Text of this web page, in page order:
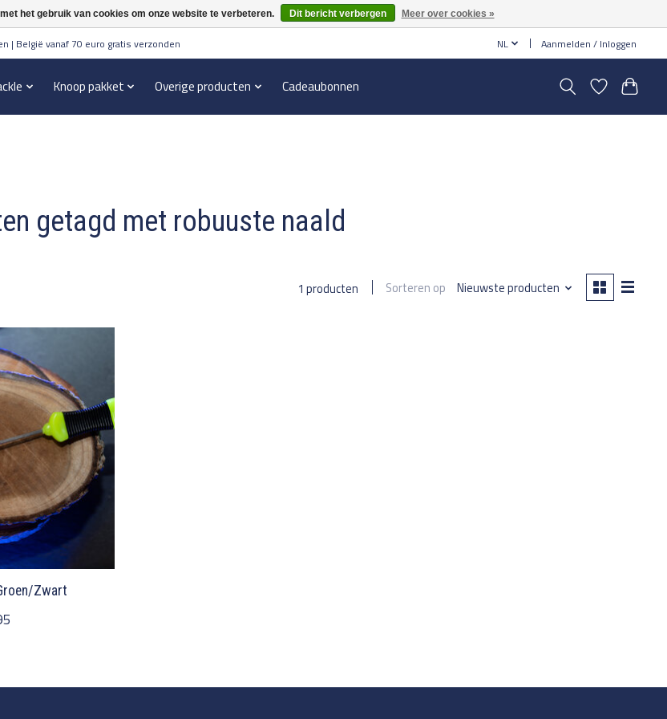
| België vanaf 70 euro gratis verzonden NL Aanmelden / Inloggen
Knoop pakket Overige producten Cadeaubonnen
getagd met robuuste naald
1 producten Sorteren op Nieuwste producten
Zwart
het gebruik van cookies om onze website te verbeteren. Dit bericht verbergen Meer over cookies »